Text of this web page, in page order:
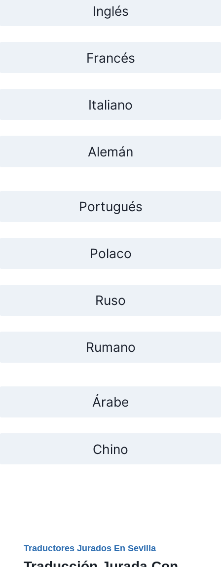
Inglés
Francés
Italiano
Alemán
Portugués
Polaco
Ruso
Rumano
Árabe
Chino
Traductores Jurados En Sevilla